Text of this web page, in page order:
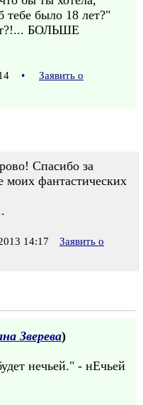
тебе было 18 лет?"
БОЛЬШЕ
•
Заявить о
Спасибо за
моих фантастических
14:17
Заявить о
Зверева)
нечьей." - нЕчьей